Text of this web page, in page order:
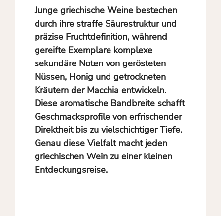
Junge griechische Weine bestechen
durch ihre straffe Säurestruktur und
präzise Fruchtdefinition, während
gereifte Exemplare komplexe
sekundäre Noten von gerösteten
Nüssen, Honig und getrockneten
Kräutern der Macchia entwickeln.
Diese aromatische Bandbreite schafft
Geschmacksprofile von erfrischender
Direktheit bis zu vielschichtiger Tiefe.
Genau diese Vielfalt macht jeden
griechischen Wein zu einer kleinen
Entdeckungsreise.